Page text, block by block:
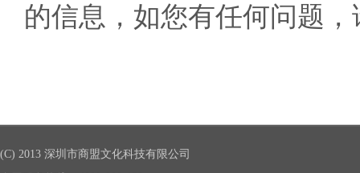
的信息，如您有任何问题
(C) 2013 深圳市商盟文化科技有限公司